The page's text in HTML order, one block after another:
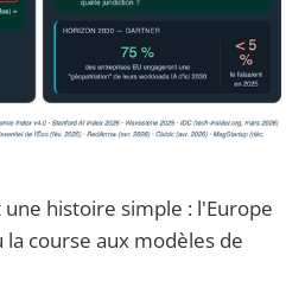
histoire simple : l'Europe
course aux modèles de